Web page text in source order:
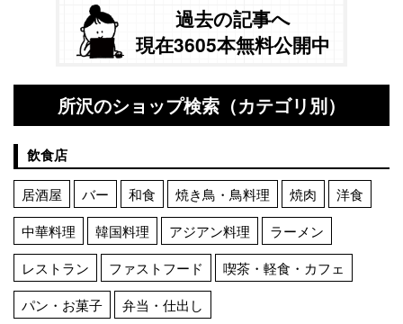
過去の記事へ
現在3605本無料公開中
所沢のショップ検索（カテゴリ別）
飲食店
居酒屋 バー 和食 焼き鳥・鳥料理 焼肉
洋食
中華料理
韓国料理 アジアン料理
ラーメン
レストラン
ファストフード
喫茶・軽食・カフェ
パン・お菓子
弁当・仕出し